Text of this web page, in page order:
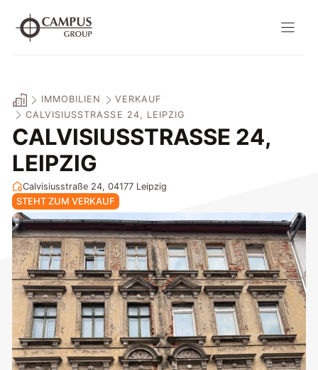
Inhalt
springen
IMMOBILIEN
VERKAUF
CALVISIUSSTRASSE 24, LEIPZIG
CALVISIUSSTRASSE 24, L
EIPZIG
Calvisiusstraße 24, 04177 Leipzig
STEHT ZUM VERKAUF